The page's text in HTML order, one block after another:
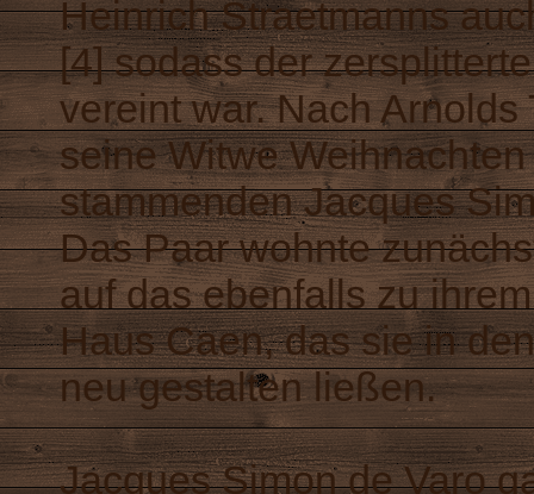
Heinrich Straetmanns
[4] sodass der
vereint war. Nach
seine Witwe
stammenden Jacques
Das Paar wohnte
auf das ebenfalls zu
Haus Caen, das sie in
neu gestalten ließen.
Jacques Simon de Varo